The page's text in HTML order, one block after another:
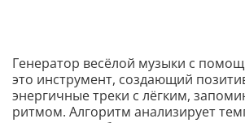
Генератор весёлой музыки с
это инструмент, создающий
энергичные треки с лёгким,
ритмом. Алгоритм анализирует